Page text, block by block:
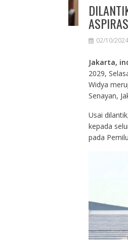
02/10/2024
Jakarta,
2029,
Widya
Senayan,
Usai
kepada
pada